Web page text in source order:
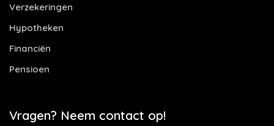
Verzekeringen
Hypotheken
Financiën
Pensioen
Vragen? Neem contact op!